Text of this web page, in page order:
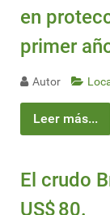
en
primer
Autor
Leer más...
El crudo
US$ 80.